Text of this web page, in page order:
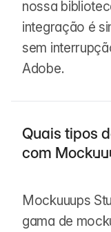
nossa
integração é
sem
Adobe.
Quais tipos
com
Mockuuups
gama de